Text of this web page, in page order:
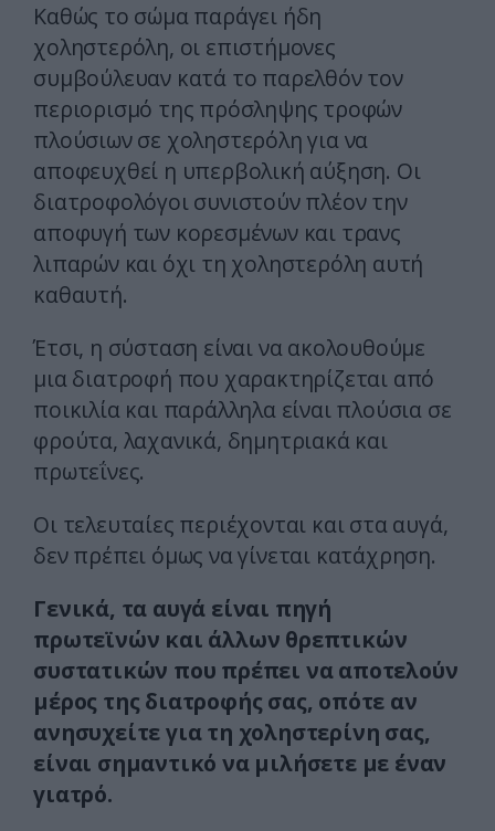
Καθώς το σώμα παράγει ήδη
χοληστερόλη, οι επιστήμονες
συμβούλευαν κατά το παρελθόν τον
περιορισμό της πρόσληψης τροφών
πλούσιων σε χοληστερόλη για να
αποφευχθεί η υπερβολική αύξηση. Οι
διατροφολόγοι συνιστούν πλέον την
αποφυγή των κορεσμένων και τρανς
λιπαρών και όχι τη χοληστερόλη αυτή
καθαυτή.
Έτσι, η σύσταση είναι να ακολουθούμε
μια διατροφή που χαρακτηρίζεται από
ποικιλία και παράλληλα είναι πλούσια σε
φρούτα, λαχανικά, δημητριακά και
πρωτεΐνες.
Οι τελευταίες περιέχονται και στα αυγά,
δεν πρέπει όμως να γίνεται κατάχρηση.
Γενικά, τα αυγά είναι πηγή
πρωτεϊνών και άλλων θρεπτικών
συστατικών που πρέπει να αποτελούν
μέρος της διατροφής σας, οπότε αν
ανησυχείτε για τη χοληστερίνη σας,
είναι σημαντικό να μιλήσετε με έναν
γιατρό.